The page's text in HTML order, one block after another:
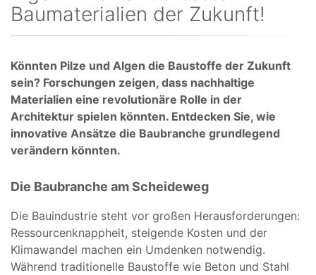
Baumaterialien der Zukunft!
Könnten Pilze und Algen die Baustoffe der Zukunft
sein? Forschungen zeigen, dass nachhaltige
Materialien eine revolutionäre Rolle in der
Architektur spielen könnten. Entdecken Sie, wie
innovative Ansätze die Baubranche grundlegend
verändern könnten.
Die Baubranche am Scheideweg
Die Bauindustrie steht vor großen Herausforderungen:
Ressourcenknappheit, steigende Kosten und der
Klimawandel machen ein Umdenken notwendig.
Während traditionelle Baustoffe wie Beton und Stahl